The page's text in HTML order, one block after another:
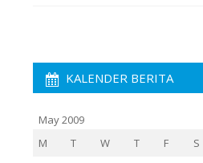
KALENDER BERITA
May 2009
M
T W T F S